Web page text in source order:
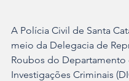
A Polícia Civil de Santa
meio da Delegacia de
Roubos do Departamento
Investigações Criminais